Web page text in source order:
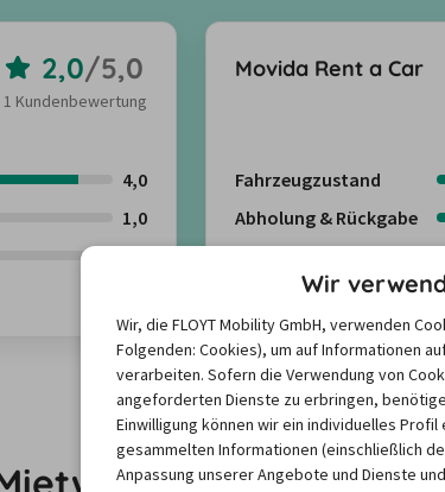
2,0/5,0
1 Kundenbewertung
4,0
1,0
Movida Rent a Car
Fahrzeugzustand
Abholung & Rückgabe
Kundenbewertungen
in
Wir
Wir, die FLOYT Mobility GmbH, verwenden
Folgenden: Cookies), um auf Informationen
verarbeiten. Sofern die Verwendung von
angeforderten Dienste zu erbringen,
Einwilligung können wir ein individuelles
gesammelten Informationen (einschließlich
Anpassung unserer Angebote und Dienste